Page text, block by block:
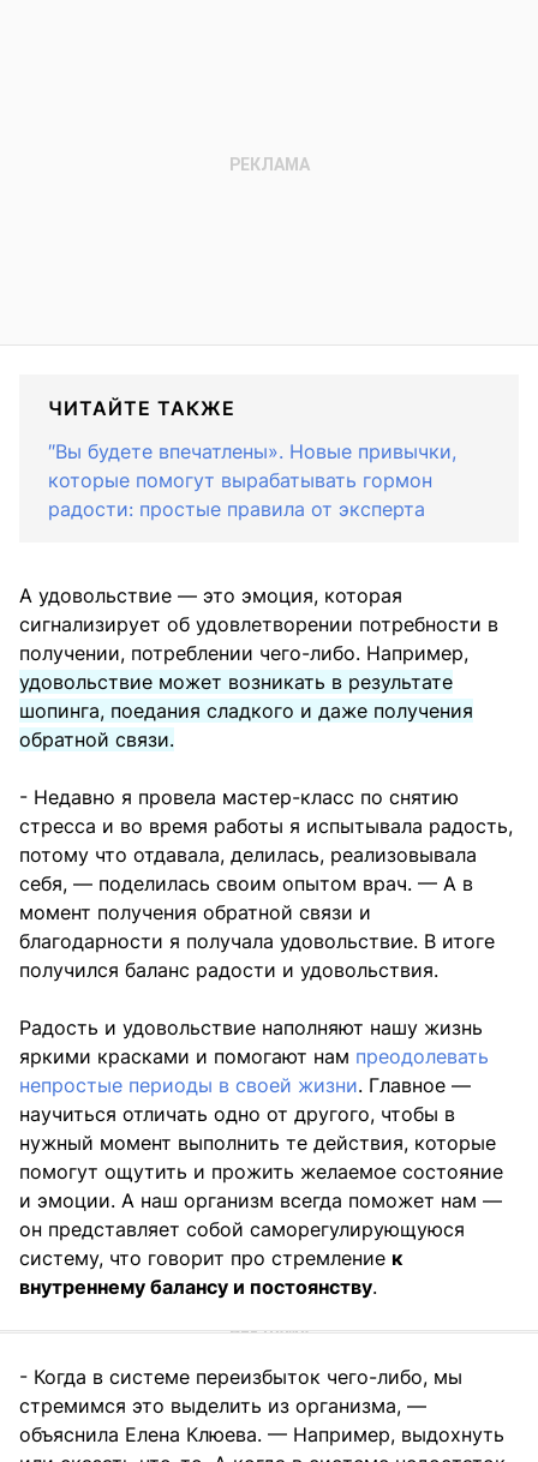
ЧИТАЙТЕ ТАКЖЕ
″Вы будете впечатлены». Новые привычки,
которые помогут вырабатывать гормон
радости: простые правила от эксперта
А удовольствие — это эмоция, которая
сигнализирует об удовлетворении потребности в
получении, потреблении чего-либо. Например,
удовольствие может возникать в результате
шопинга, поедания сладкого и даже получения
обратной связи.
- Недавно я провела мастер-класс по снятию
стресса и во время работы я испытывала радость,
потому что отдавала, делилась, реализовывала
себя, — поделилась своим опытом врач. — А в
момент получения обратной связи и
благодарности я получала удовольствие. В итоге
получился баланс радости и удовольствия.
Радость и удовольствие наполняют нашу жизнь
яркими красками и помогают нам преодолевать
непростые периоды в своей жизни. Главное —
научиться отличать одно от другого, чтобы в
нужный момент выполнить те действия, которые
помогут ощутить и прожить желаемое состояние
и эмоции. А наш организм всегда поможет нам —
он представляет собой саморегулирующуюся
систему, что говорит про стремление к
внутреннему балансу и постоянству.
- Когда в системе переизбыток чего-либо, мы
стремимся это выделить из организма, —
объяснила Елена Клюева. — Например, выдохнуть